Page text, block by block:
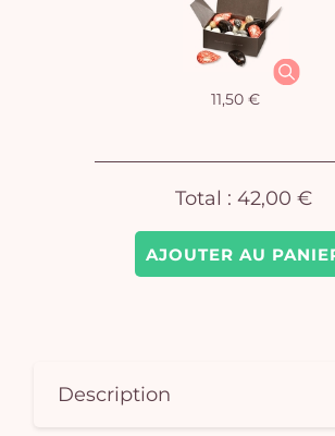
AJOUTER AU
11,50 €
Total : 42,00 €
Description